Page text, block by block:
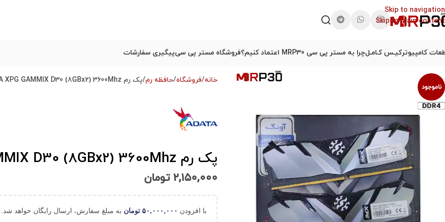
Skip to navigation
Skip to main content
کامپیوترکیـس کـامـلچرا به مستر پی سی MRP30 اعتماد کنیم؟ فروشگاه مستر پی سیپیگیری سفارشات
ناموجود
خانه فروشگاه حافظه رم پک رم ADATA XPG GAMMIX D30 (8GBx2) 3600Mhz با گارانتی
پک رم ADATA XPG GAMMIX D30 (8GBx2) 3600Mhz با گارانتی
۲,۱۵۰,۰۰۰ تومان
با افزودن ۵۰,۰۰۰,۰۰۰ تومان به مبلغ سفارش، ارسال رایگان خواهد شد.